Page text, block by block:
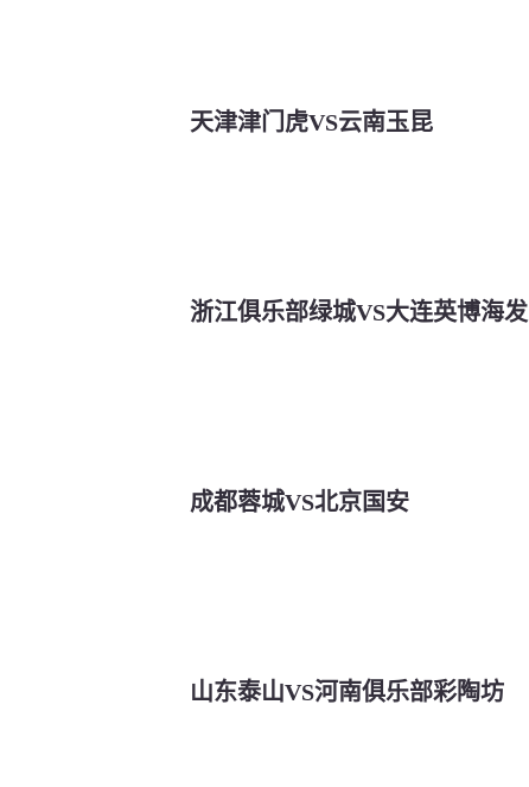
天津津门虎VS云南玉昆
浙江俱乐部绿城VS大连英博海发
成都蓉城VS北京国安
山东泰山VS河南俱乐部彩陶坊